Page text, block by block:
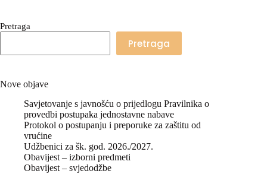
Pretraga
Pretraga
Nove objave
Savjetovanje s javnošću o prijedlogu Pravilnika o
provedbi postupaka jednostavne nabave
Protokol o postupanju i preporuke za zaštitu od
vrućine
Udžbenici za šk. god. 2026./2027.
Obavijest – izborni predmeti
Obavijest – svjedodžbe